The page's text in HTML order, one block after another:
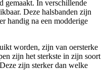
gemaakt. In verschillende
Deze halsbanden zijn
handig na een modderige
worden, zijn van oersterke
zijn het sterkste in zijn soort
zijn sterker dan welke